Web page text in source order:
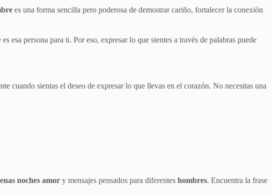
es una forma sencilla pero poderosa de demostrar cariño, fortalecer la conexión
esa persona para ti. Por eso, expresar lo que sientes a través de palabras puede
cuando sientas el deseo de expresar lo que llevas en el corazón. No necesitas una
noches amor y mensajes pensados para diferentes hombres. Encuentra la frase